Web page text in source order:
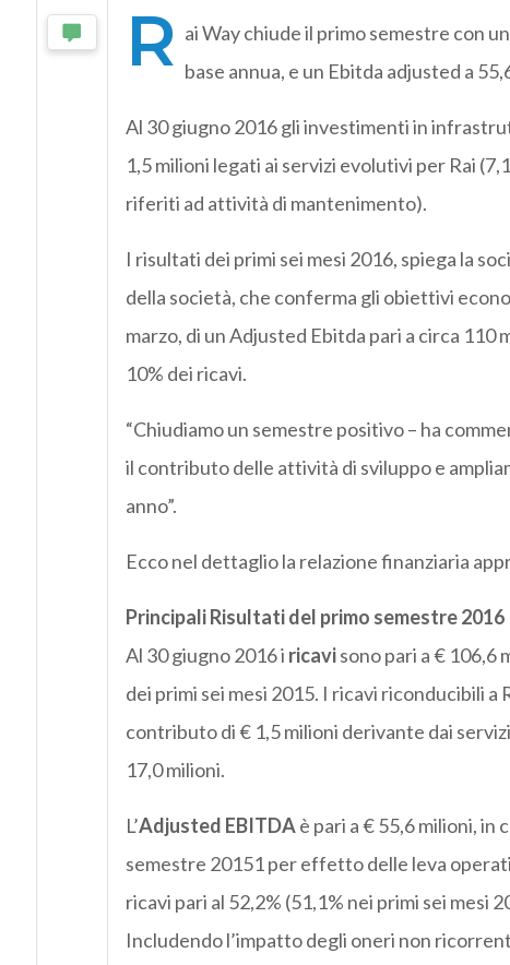
R ai Way chiude il primo semestre con
base annua, e un Ebitda adjusted a
Al 30 giugno 2016 gli investimenti in
1,5 milioni legati ai servizi evolutivi per Rai
riferiti ad attività di mantenimento).
I risultati dei primi sei mesi 2016, spiega la
della società, che conferma gli obiettivi
marzo, di un Adjusted Ebitda pari a circa
10% dei ricavi.
“Chiudiamo un semestre positivo – ha
il contributo delle attività di sviluppo e
anno”.
Ecco nel dettaglio la relazione finanziaria
Principali Risultati del primo semestre 2016
Al 30 giugno 2016 i ricavisono pari a € 106,6
dei primi sei mesi 2015. I ricavi riconducibili a
contributo di € 1,5 milioni derivante dai
17,0 milioni.
L’Adjusted EBITDAè pari a € 55,6 milioni, in
semestre 20151 per effetto delle leva
ricavi pari al 52,2% (51,1% nei primi sei mesi
Includendo l’impatto degli oneri non